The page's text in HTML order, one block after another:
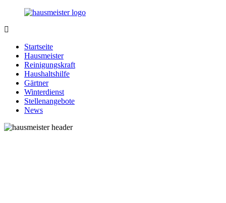
Zurück
Inhalt
Hausmeister.de
rund
Ihren
Haushalt
Startseite
Hausmeister
Reinigungskraft
Haushaltshilfe
Gärtner
Winterdienst
Stellenangebote
News